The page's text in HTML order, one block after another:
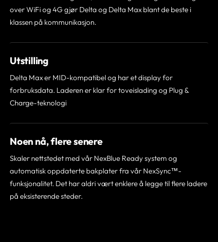
over WiFi og 4G gjør Delta og Delta Max blant de beste i
klassen på kommunikasjon.
Utstilling
Delta Max er MID-kompatibel og har et display for
forbruksdata. Laderen er klar for toveislading og Plug &
Charge-teknologi
Noen nå, flere senere
Skaler nettstedet med vår NexBlue Ready system og
automatisk oppdaterte bakplater fra vår NexSync™-
funksjonalitet. Det har aldri vært enklere å legge til flere ladere
på eksisterende steder.